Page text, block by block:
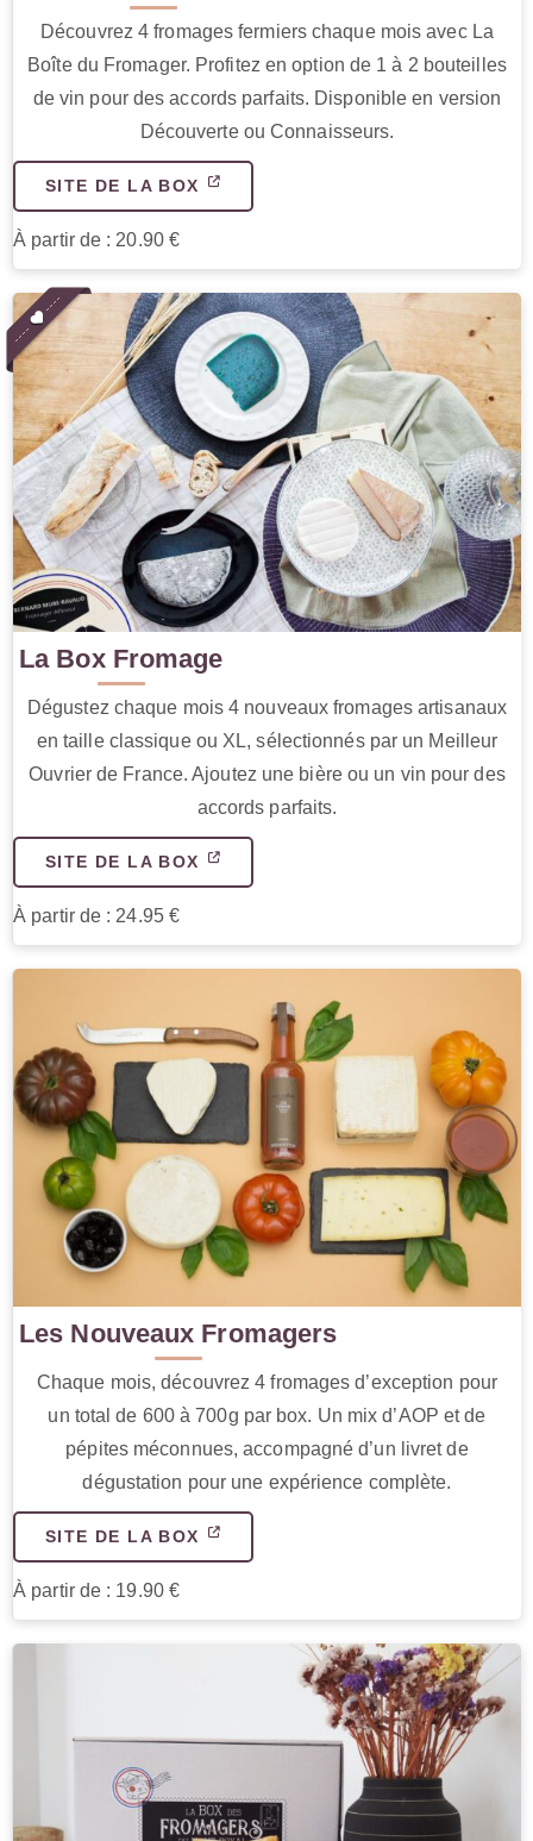
Découvrez 4 fromages fermiers chaque mois avec La
Boîte du Fromager. Profitez en option de 1 à 2 bouteilles
de vin pour des accords parfaits. Disponible en version
Découverte ou Connaisseurs.
SITE DE LA BOX
À partir de : 20.90 €
La Box Fromage
Dégustez chaque mois 4 nouveaux fromages artisanaux
en taille classique ou XL, sélectionnés par un Meilleur
Ouvrier de France. Ajoutez une bière ou un vin pour des
accords parfaits.
SITE DE LA BOX
À partir de : 24.95 €
Les Nouveaux Fromagers
Chaque mois, découvrez 4 fromages d’exception pour
un total de 600 à 700g par box. Un mix d’AOP et de
pépites méconnues, accompagné d’un livret de
dégustation pour une expérience complète.
SITE DE LA BOX
À partir de : 19.90 €